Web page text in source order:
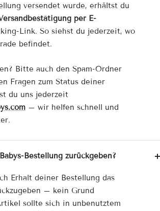
versendet wurde, erhältst du
per E-
Link. So siehst du jederzeit, wo
befindet.
Bitte auch den Spam-Ordner
Fragen zum Status deiner
du uns jederzeit
– wir helfen schnell und
Bestellung zurückgeben?
Erhalt deiner Bestellung das
– kein Grund
sollte sich in unbenutztem